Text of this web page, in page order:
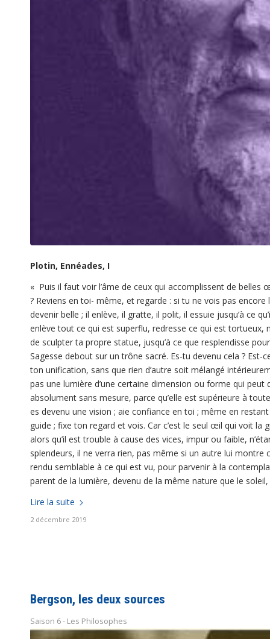
Plotin, Ennéades, I
« Puis il faut voir l’âme de ceux qui accomplissent de
? Reviens en toi- même, et regarde : si tu ne vois pas
devenir belle ; il enlève, il gratte, il polit, il essuie jusqu’à ce
enlève tout ce qui est superflu, redresse ce qui est
de sculpter ta propre statue, jusqu’à ce que resplendisse
Sagesse debout sur un trône sacré. Es-tu devenu cela ?
ton unification, sans que rien d’autre soit mélangé
pas une lumière d’une certaine dimension ou forme qui
absolument sans mesure, parce qu’elle est supérieure à
es devenu une vision ; aie confiance en toi ; même en
guide ; fixe ton regard et vois. Car c’est le seul œil qui voit la
alors qu’il est trouble à cause des vices, impur ou faible,
splendeurs, il ne verra rien, pas même si un autre lui
rendu semblable à ce qui est vu, pour parvenir à la
parent de la lumière, devenu de la même nature que le
Lire la suite
2 décembre 2019
Bergson, les deux sources
Saison 6 - Les Philosophes